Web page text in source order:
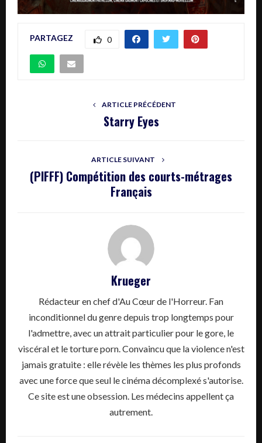
PARTAGEZ 0
ARTICLE PRÉCÉDENT
Starry Eyes
ARTICLE SUIVANT
(PIFFF) Compétition des courts-métrages
Français
Krueger
Rédacteur en chef d'Au Cœur de l'Horreur. Fan
inconditionnel du genre depuis trop longtemps pour
l'admettre, avec un attrait particulier pour le gore, le
viscéral et le torture porn. Convaincu que la violence n'est
jamais gratuite : elle révèle les thèmes les plus profonds
avec une force que seul le cinéma décomplexé s'autorise.
Ce site est une obsession. Les médecins appellent ça
autrement.